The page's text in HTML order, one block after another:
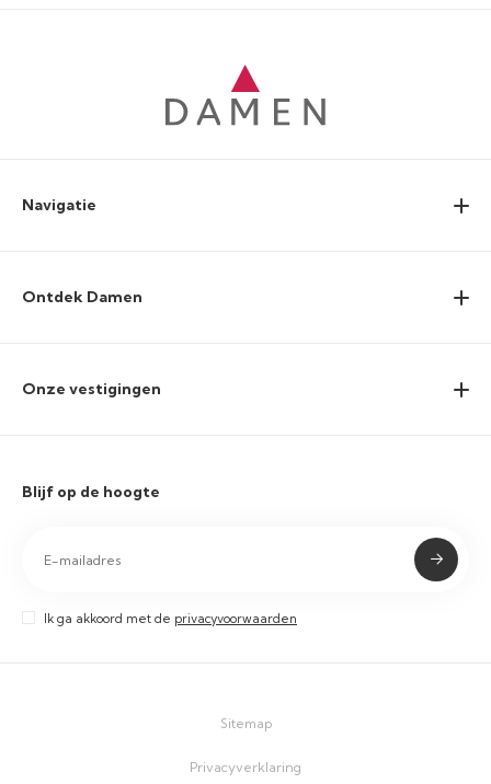
Navigatie
Ontdek Damen
Onze vestigingen
Blijf op de hoogte
Ik ga akkoord met de privacyvoorwaarden
Sitemap
Privacyverklaring